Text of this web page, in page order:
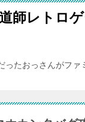
師レトロ
ったおっさんがファ